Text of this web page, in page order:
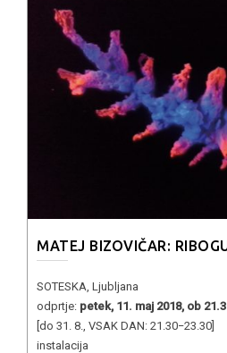
MATEJ BIZOVIČAR:
SOTESKA, Ljubljana
odprtje: petek, 11. maj 2018, ob
[do 31. 8., VSAK DAN: 21.30−23.30]
instalacija